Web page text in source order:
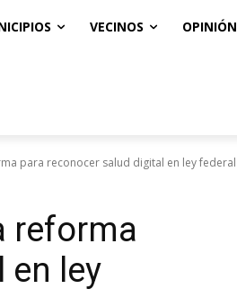
VECINOS OPINIÓN
para reconocer salud digital en ley federal
reforma
en ley